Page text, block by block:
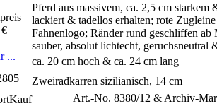
Pferd aus massivem, ca. 2,5 cm
lackiert & tadellos erhalten; rote
Fahnenlogo; Ränder rund geschliffen
sauber, absolut lichtecht,
ca. 20 cm hoch & ca. 24 cm lang
...
Zweiradkarren sizilianisch, 14 cm
Art.-No. 8380/12 & Archiv-